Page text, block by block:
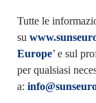
Tutte le
su
Europe’ e sul
per qualsiasi
a: